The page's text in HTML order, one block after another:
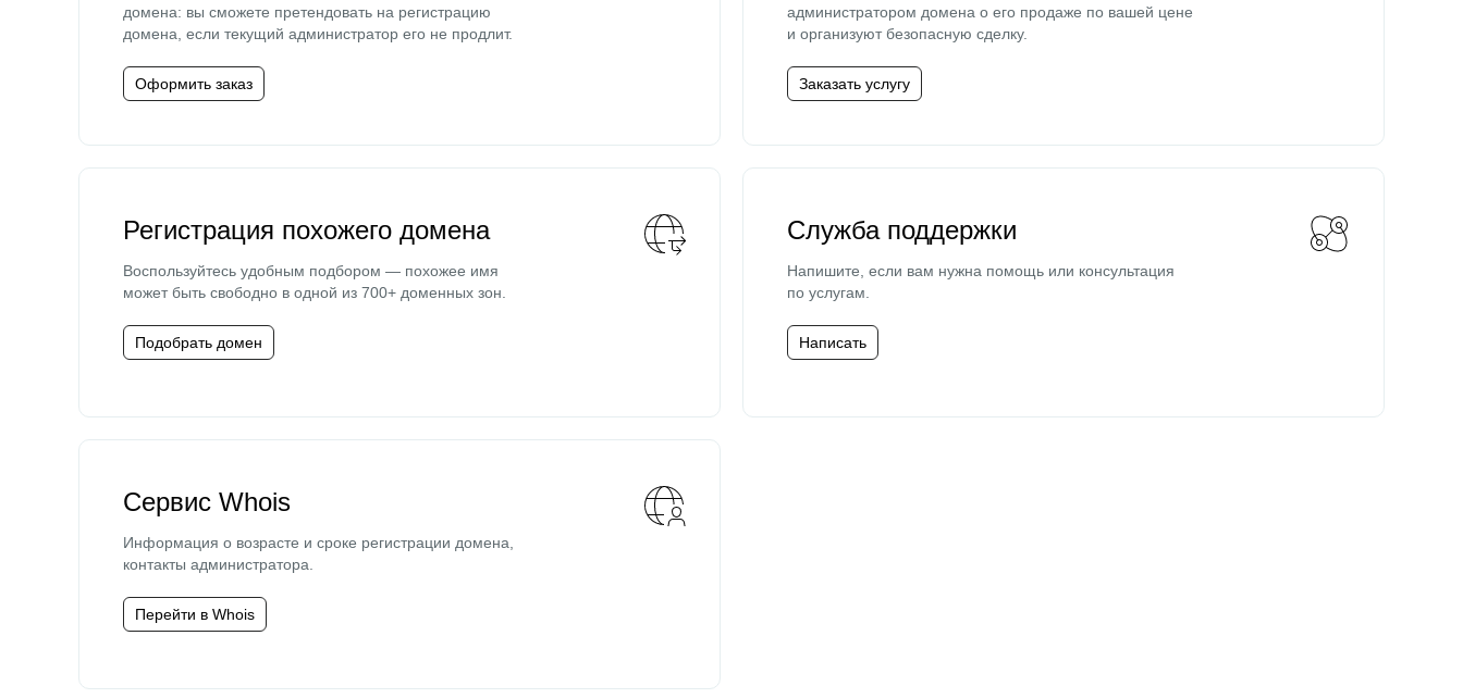
домена: вы сможете претендовать на регистрацию
домена, если текущий администратор его не продлит.
Оформить заказ
администратором домена о его продаже по вашей цене
и организуют безопасную сделку.
Заказать услугу
Регистрация похожего домена
Воспользуйтесь удобным подбором — похожее имя
может быть свободно в одной из 700+ доменных зон.
Подобрать домен
Служба поддержки
Напишите, если вам нужна помощь или консультация
по услугам.
Написать
Сервис Whois
Информация о возрасте и сроке регистрации домена,
контакты администратора.
Перейти в Whois